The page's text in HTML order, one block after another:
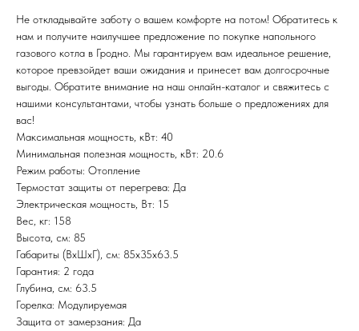
Не откладывайте заботу о вашем комфорте на потом! Обратитесь к
нам и получите наилучшее предложение по покупке напольного
газового котла в Гродно. Мы гарантируем вам идеальное решение,
которое превзойдет ваши ожидания и принесет вам долгосрочные
выгоды. Обратите внимание на наш онлайн-каталог и свяжитесь с
нашими консультантами, чтобы узнать больше о предложениях для
вас!
Максимальная мощность, кВт: 40
Минимальная полезная мощность, кВт: 20.6
Режим работы: Отопление
Термостат защиты от перегрева: Да
Электрическая мощность, Вт: 15
Вес, кг: 158
Высота, см: 85
Габариты (ВхШхГ), см: 85х35х63.5
Гарантия: 2 года
Глубина, см: 63.5
Горелка: Модулируемая
Защита от замерзания: Да